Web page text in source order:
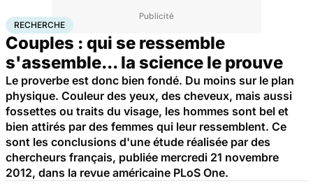
AccueilSantéMaladies Recherche
RECHERCHE
Couples : qui se ressemble
s'assemble... la science le prouve
Le proverbe est donc bien fondé. Du moins sur le plan
physique. Couleur des yeux, des cheveux, mais aussi
fossettes ou traits du visage, les hommes sont bel et
bien attirés par des femmes qui leur ressemblent. Ce
sont les conclusions d'une étude réalisée par des
chercheurs français, publiée mercredi 21 novembre
2012, dans la revue américaine PLoS One.